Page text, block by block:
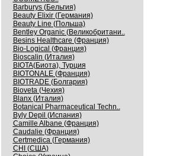
Barburys (Бельгия)
Beauty Elixir (Германия)
Beauty Line (Польша)
Bentley Organic (Великобритани..
Besins Healthcare (Франция)
Bio-Logical (Франция)
Bioscalin (Италия)
BIOTA(Биота), Турция
BIOTONALE (Франция)
BIOTRADE (Болгария)
Bioveta (Чехия)
Blanx (Италия)
Botanical Pharmaceutical Techn..
Byly Depil (Испания)
Camille Albane (Франция)
Caudalie (Франция)
Certmedica (Германия)
CHI (США)